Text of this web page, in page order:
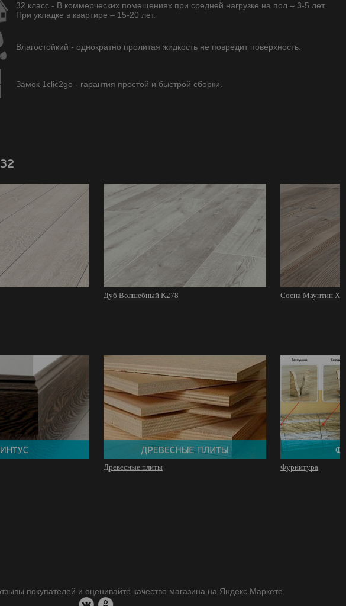
32 класс - В коммерческих помещениях при средней нагрузке на пол – 3-5 лет.
При укладке в квартире – 15-20 лет.
Влагостойкий - однократно пролитая жидкость не повредит поверхность.
Замок 1clic2go - гарантия простой и быстрой сборки.
Дуб Волшебный K278 Сосна Маунтин
Древесные плиты Фурнитура